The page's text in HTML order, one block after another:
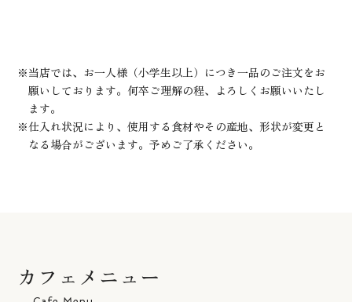
当店では、お一人様（小学生以上）につき一品のご注文をお
願いしております。何卒ご理解の程、よろしくお願いいたし
ます。
仕入れ状況により、使用する食材やその産地、形状が変更と
なる場合がございます。予めご了承ください。
カフェメニュー